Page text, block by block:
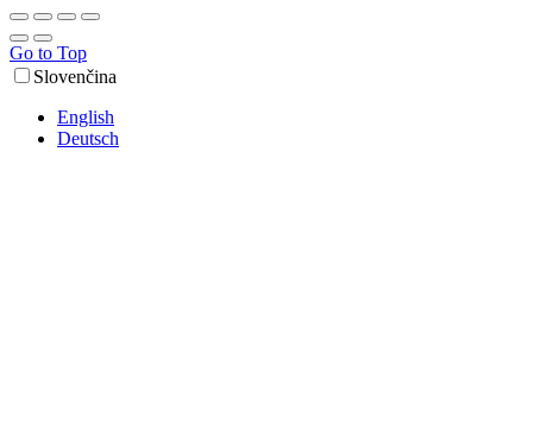
Go to Top
Slovenčina
English
Deutsch